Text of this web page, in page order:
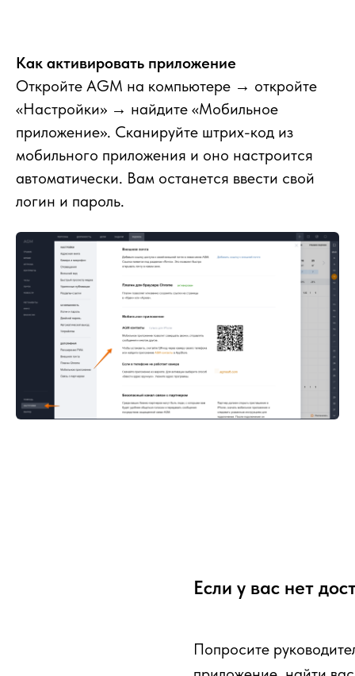
Как активировать приложение
Откройте AGM на компьютере → откройте
«Настройки» → найдите «Мобильное
приложение». Сканируйте штрих-код из
мобильного приложения и оно настроится
автоматически. Вам останется ввести свой
логин и пароль.
Попросите
Если у вас нет